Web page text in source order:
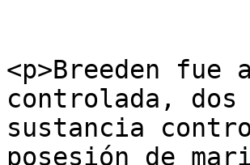
<p>Breeden
controlada, dos
sustancia
posesión de